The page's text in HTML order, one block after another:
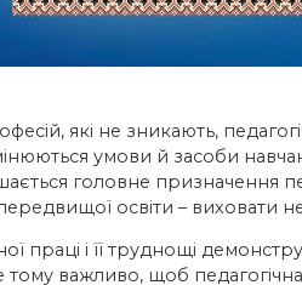
які не зникають,
умови й засоби
головне призначення
освіти – виховати
праці і її труднощі
тому важливо, щоб